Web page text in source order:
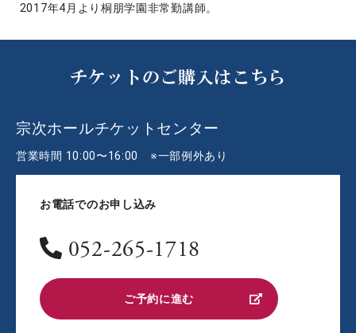
2017年4月より桐朋学園非常勤講師。
チケットのご購入はこちら
宗次ホールチケットセンター
営業時間 10:00〜16:00 ※一部例外あり
お電話でのお申し込み
052-265-1718
ご予約に進む